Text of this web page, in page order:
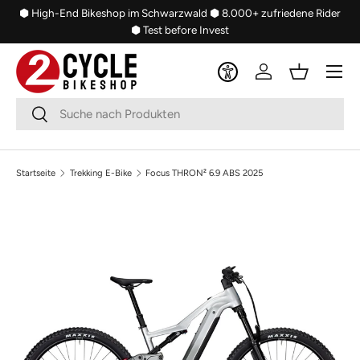
⬢ High-End Bikeshop im Schwarzwald ⬢ 8.000+ zufriedene Rider
⬢ Test before Invest
SuchenSuchen
Einloggen
Menü
Startseite Trekking E-Bike Focus THRON² 6.9 ABS 2025